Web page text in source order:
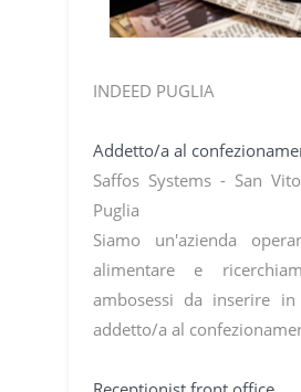
INDEED PUGLIA
Addetto/a al
Saffos Systems - San
Puglia
Siamo un'azienda
alimentare e
ambosessi da inserire
addetto/a al